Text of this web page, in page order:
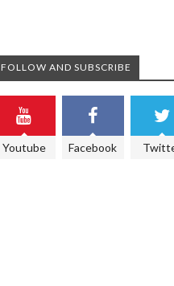
FOLLOW AND SUBSCRIBE
Youtube Facebook